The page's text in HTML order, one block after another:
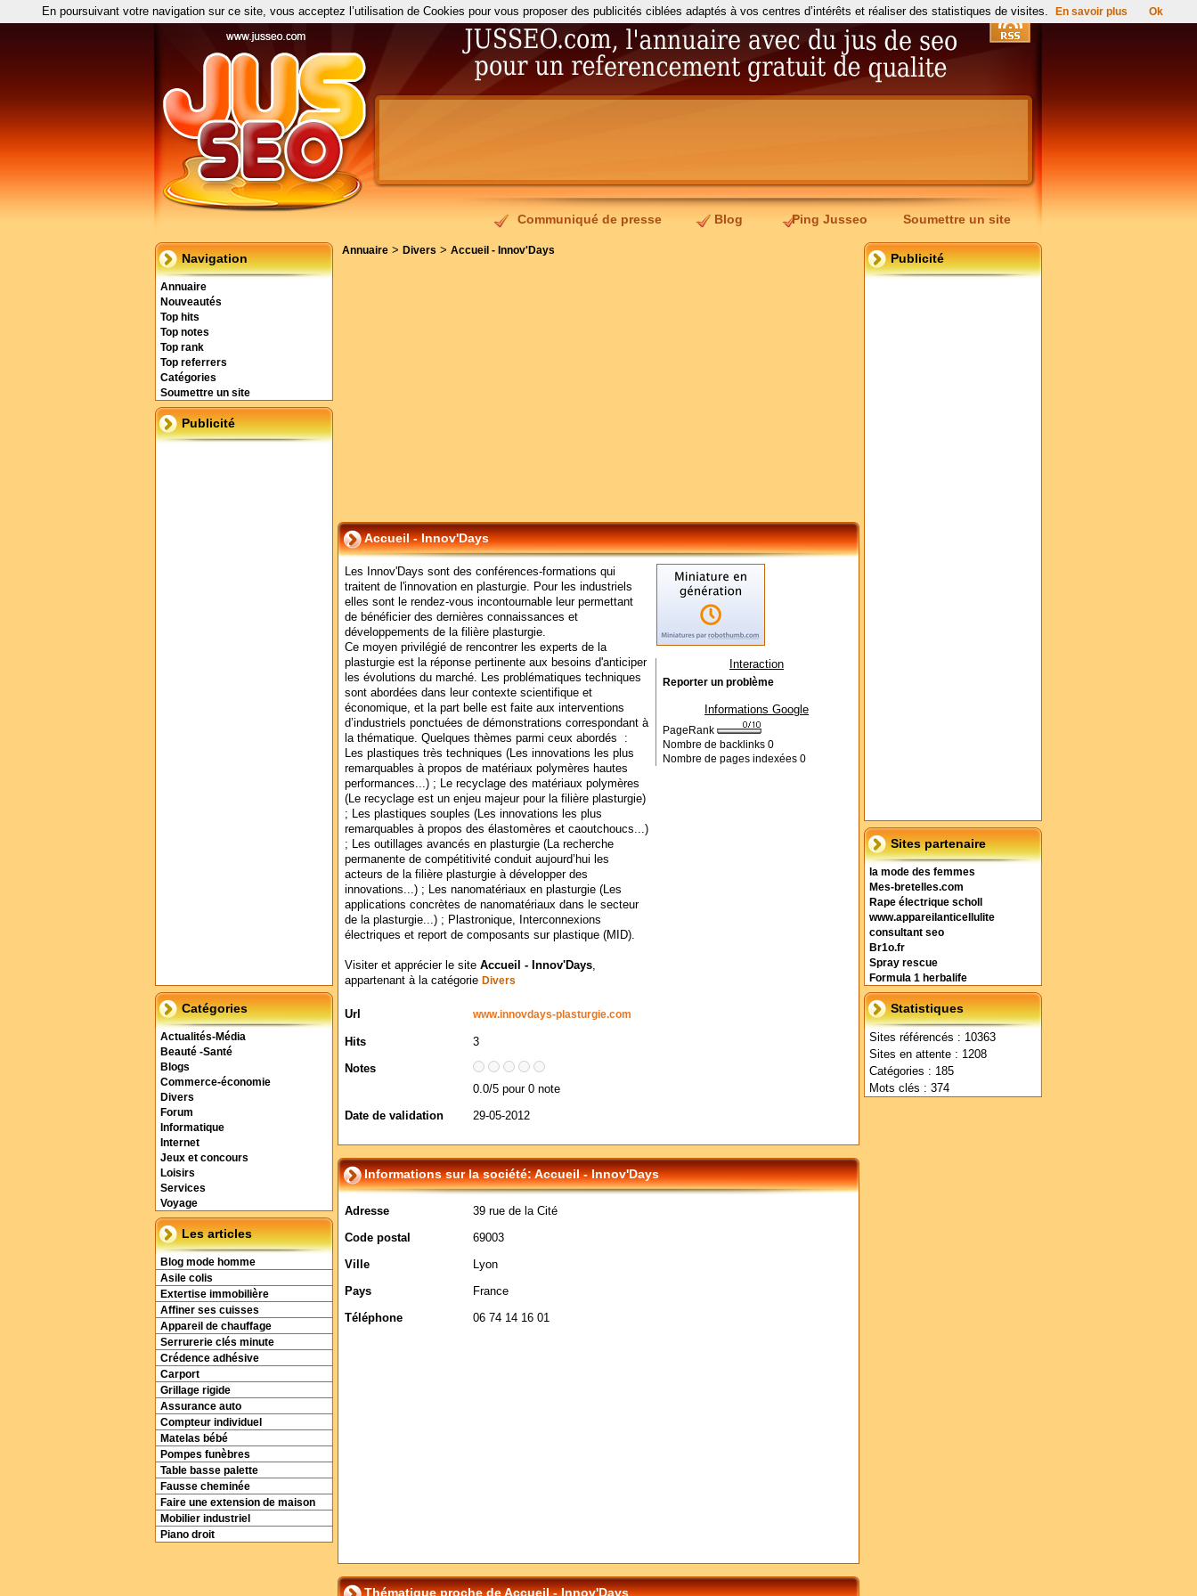
Communiqué de presse Blog Ping Jusseo Soumettre un site
Navigation
Annuaire
Nouveautés
Top hits
Top notes
Top rank
Top referrers
Catégories
Soumettre un site
Publicité
Catégories
Actualités-Média
Beauté -Santé
Blogs
Commerce-économie
Divers
Forum
Informatique
Internet
Jeux et concours
Loisirs
Services
Voyage
Les articles
Blog mode homme
Asile colis
Extertise immobilière
Affiner ses cuisses
Appareil de chauffage
Serrurerie clés minute
Crédence adhésive
Carport
Grillage rigide
Assurance auto
Compteur individuel
Matelas bébé
Pompes funèbres
Table basse palette
Fausse cheminée
Faire une extension de maison
Mobilier industriel
Piano droit
Publicité
Sites partenaire
la mode des femmes
Mes-bretelles.com
Rape électrique scholl
www.appareilanticellulite
consultant seo
Br1o.fr
Spray rescue
Formula 1 herbalife
Statistiques
Sites référencés : 10363
Sites en attente : 1208
Catégories : 185
Mots clés : 374
Annuaire > Divers > Accueil - Innov'Days
Accueil - Innov'Days
Les Innov'Days sont des conférences-formations qui
traitent de l'innovation en plasturgie. Pour les industriels
elles sont le rendez-vous incontournable leur permettant
de bénéficier des dernières connaissances et
développements de la filière plasturgie.
Ce moyen privilégié de rencontrer les experts de la
plasturgie est la réponse pertinente aux besoins d'anticiper
les évolutions du marché. Les problématiques techniques
sont abordées dans leur contexte scientifique et
économique, et la part belle est faite aux interventions
d’industriels ponctuées de démonstrations correspondant à
la thématique. Quelques thèmes parmi ceux abordés :
Les plastiques très techniques (Les innovations les plus
remarquables à propos de matériaux polymères hautes
performances...) ; Le recyclage des matériaux polymères
(Le recyclage est un enjeu majeur pour la filière plasturgie)
; Les plastiques souples (Les innovations les plus
remarquables à propos des élastomères et caoutchoucs...)
; Les outillages avancés en plasturgie (La recherche
permanente de compétitivité conduit aujourd’hui les
acteurs de la filière plasturgie à développer des
innovations...) ; Les nanomatériaux en plasturgie (Les
applications concrètes de nanomatériaux dans le secteur
de la plasturgie...) ; Plastronique, Interconnexions
électriques et report de composants sur plastique (MID).
Visiter et apprécier le site Accueil - Innov'Days,
appartenant à la catégorie Divers
Url www.innovdays-plasturgie.com
Hits
3
Notes
0.0/5 pour 0 note
Date de validation
29-05-2012
Interaction
Reporter un problème
Informations Google
PageRank
Nombre de backlinks 0
Nombre de pages indexées 0
Informations sur la société: Accueil - Innov'Days
Adresse
39 rue de la Cité
Code postal
69003
Ville
Lyon
Pays
France
Téléphone
06 74 14 16 01
Thématique proche de Accueil - Innov'Days
En poursuivant votre navigation sur ce site, vous acceptez l’utilisation de Cookies pour vous proposer des publicités ciblées adaptés à vos centres d’intérêts et réaliser des statistiques de visites. En savoir plus Ok